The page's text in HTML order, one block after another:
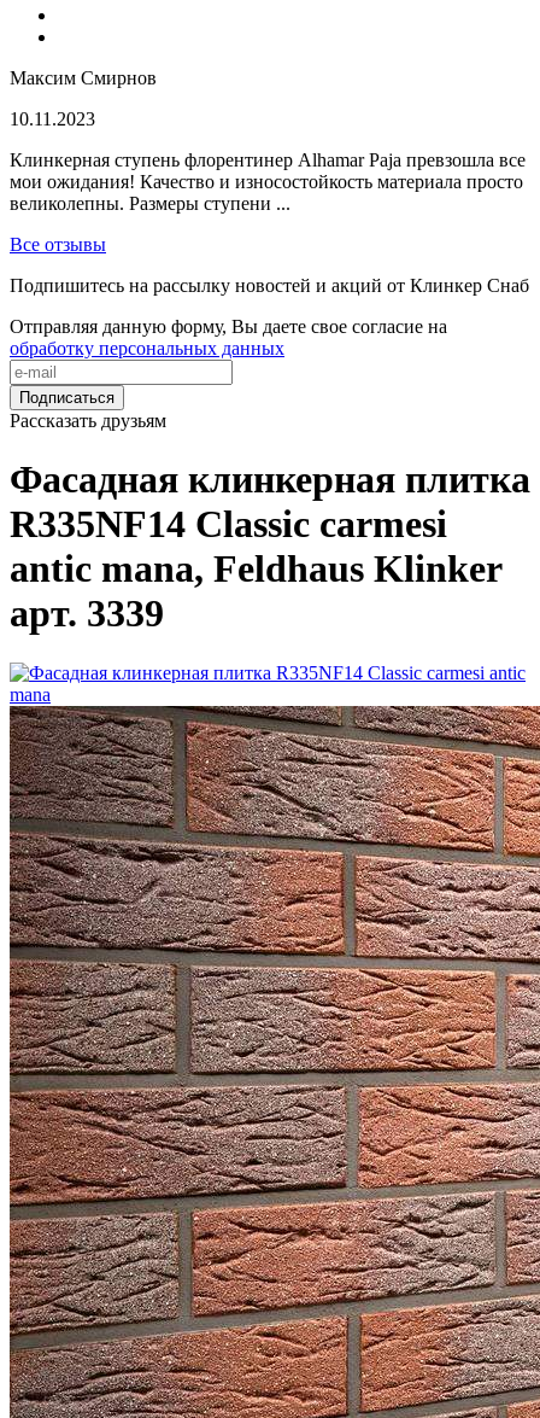
Максим Смирнов
10.11.2023
Клинкерная ступень флорентинер Alhamar Paja превзошла все
мои ожидания! Качество и износостойкость материала просто
великолепны. Размеры ступени ...
Все отзывы
Подпишитесь на рассылку новостей и акций от Клинкер Снаб
Отправляя данную форму, Вы даете свое согласие на
обработку персональных данных
Подписаться
Рассказать друзьям
Фасадная клинкерная плитка
R335NF14 Classic carmesi
antic mana, Feldhaus Klinker
арт. 3339